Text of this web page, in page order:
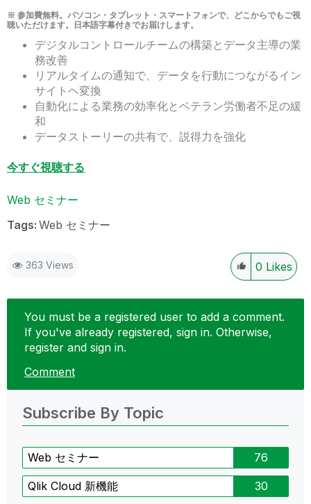
※ 参加費無料。パソコン・タブレット・スマートフォンで、どこからでもご視
聴いただけます。日本語字幕付きでお届けします。
デジタルコントロールチームの構築とデータ主導の業
務改善
リアルタイムの通知で、データを行動につながるイン
サイトヘ変換
自動化による業務の効率化とベテラン労働者不足の緩
和
データストーリーの共有で、説得力を強化
今すぐ視聴する
Web セミナー
Tags: Web セミナー
363 Views 0 Likes
You must be a registered user to add a comment.
If you've already registered, sign in. Otherwise,
register and sign in.
Comment
Subscribe By Topic
Web セミナー 76
Qlik Cloud 新機能 30